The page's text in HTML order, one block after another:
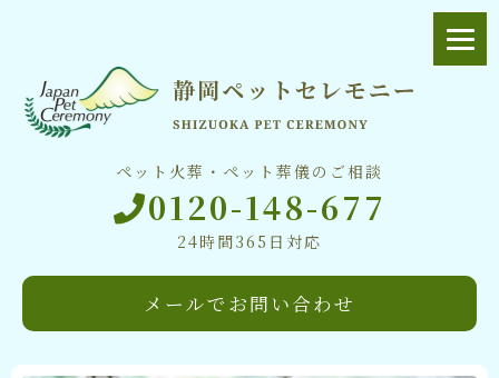
ペット火葬・ペット葬儀のご相談
0120-148-677
24時間365日対応
メールでお問い合わせ